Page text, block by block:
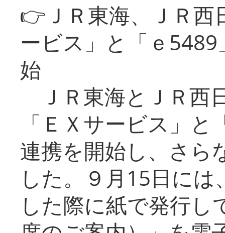
👉ＪＲ東海、ＪＲ
ービス」と「ｅ
始
ＪＲ東海とＪＲ西
「ＥＸサービス」
連携を開始し、さら
した。９月15日に
した際に紙で発行し